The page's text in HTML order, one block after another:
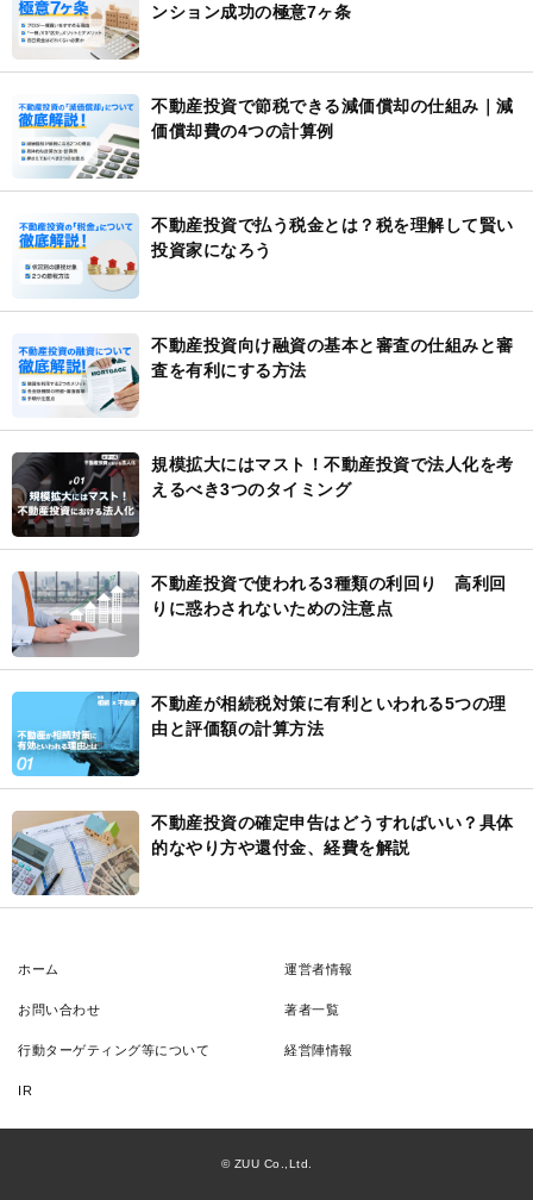
ンション成功の極意7ヶ条
不動産投資で節税できる減価償却の仕組み｜減
価償却費の4つの計算例
不動産投資で払う税金とは？税を理解して賢い
投資家になろう
不動産投資向け融資の基本と審査の仕組みと審
査を有利にする方法
規模拡大にはマスト！不動産投資で法人化を考
えるべき3つのタイミング
不動産投資で使われる3種類の利回り 高利回
りに惑わされないための注意点
不動産が相続税対策に有利といわれる5つの理
由と評価額の計算方法
不動産投資の確定申告はどうすればいい？具体
的なやり方や還付金、経費を解説
ホーム 運営者情報
お問い合わせ 著者一覧
行動ターゲティング等について 経営陣情報
IR
© ZUU Co.,Ltd.